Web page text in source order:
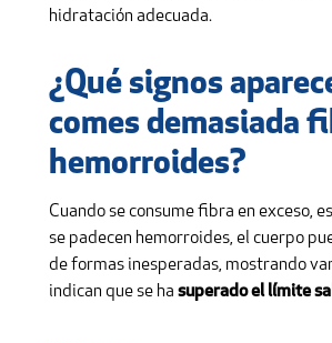
hidratación adecuada.
¿Qué signos
comes demasiada
hemorroides?
Cuando se consume fibra en exceso,
se padecen hemorroides, el cuerpo
de formas inesperadas, mostrando
indican que se ha superado el límite